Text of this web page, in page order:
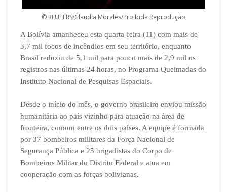
© REUTERS/Claudia Morales/Proibida Reprodução
A Bolívia amanheceu esta quarta-feira (11) com mais de
3,7 mil focos de incêndios em seu território, enquanto
Brasil reduziu de 5,1 mil para pouco mais de 2,9 mil os
registros nas últimas 24 horas, no Programa Queimadas do
Instituto Nacional de Pesquisas Espaciais.
Desde o início do mês, o governo brasileiro enviou missão
humanitária ao país vizinho para atuação na área de
fronteira, comum entre os dois países. A equipe é formada
por 37 bombeiros militares da Força Nacional de
Segurança Pública e 25 brigadistas do Corpo de
Bombeiros Militar do Distrito Federal e atua em
cooperação com as forças bolivianas.